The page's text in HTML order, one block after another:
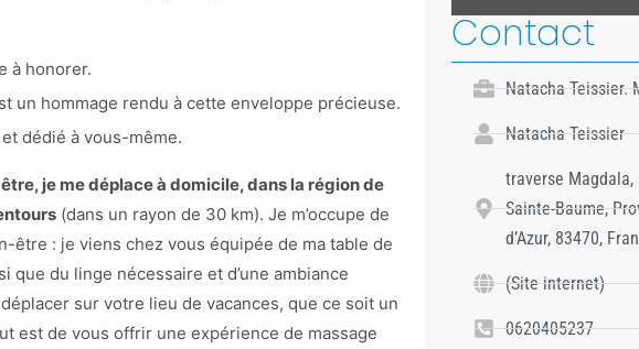
à honorer.
un hommage rendu à cette enveloppe précieuse.
dédié à vous-même.
je me déplace à domicile, dans la région de
(dans un rayon de 30 km). Je m’occupe de
: je viens chez vous équipée de ma table de
que du linge nécessaire et d’une ambiance
sur votre lieu de vacances, que ce soit un
est de vous offrir une expérience de massage
Contact
Natacha Teissier.
Natacha Teissier
traverse
Sainte-Baume,
d’Azur, 83470,
(Site internet)
0620405237